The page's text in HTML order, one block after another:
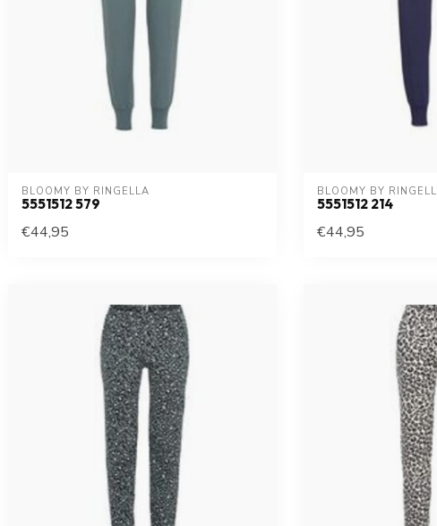
BLOOMY BY RINGELLA
5551512 579
€44,95
BLOOMY BY
5551512 214
€44,95